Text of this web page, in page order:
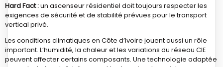
Hard Fact :un ascenseur résidentiel doit toujours respecter les
exigences de sécurité et de stabilité prévues pour le transport
vertical privé.
Les conditions climatiques en Côte d’Ivoire jouent aussi un rôle
important. L’humidité, la chaleur et les variations du réseau CIE
peuvent affecter certains composants. Une technologie adaptée